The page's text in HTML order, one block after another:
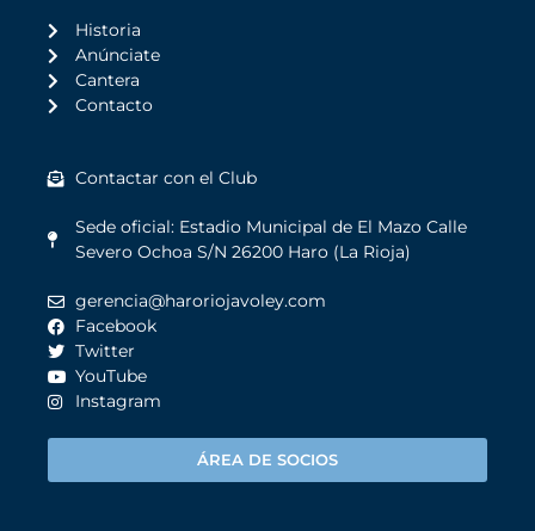
Historia
Anúnciate
Cantera
Contacto
Contactar con el Club
Sede oficial: Estadio Municipal de El Mazo Calle
Severo Ochoa S/N 26200 Haro (La Rioja)
gerencia@haroriojavoley.com
Facebook
Twitter
YouTube
Instagram
ÁREA DE SOCIOS